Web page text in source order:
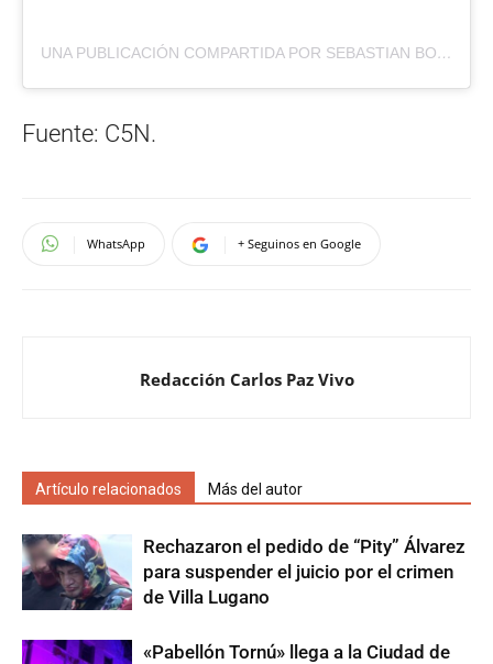
UNA PUBLICACIÓN COMPARTIDA POR SEBASTIAN BORENSZTEIN (@SEBABORES)
Fuente: C5N.
WhatsApp + Seguinos en Google
Redacción Carlos Paz Vivo
Artículo relacionados Más del autor
Rechazaron el pedido de “Pity” Álvarez
para suspender el juicio por el crimen
de Villa Lugano
«Pabellón Tornú» llega a la Ciudad de